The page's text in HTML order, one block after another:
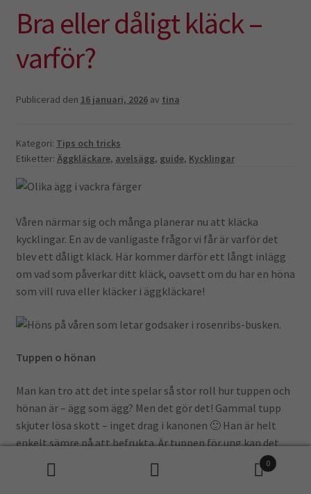
Bra eller dåligt kläck –
varför?
Publicerad den 16 januari, 2026 av tina
Kategori: Tips och tricks
Etiketter: Äggkläckare, avelsägg, guide, Kycklingar
Våren närmar sig och många planerar nu att kläcka
kycklingar. En av de vanligaste frågor vi får är varför det
blev ett dåligt kläck. Här kommer därför ett långt inlägg
om vad som påverkar ditt kläck, oavsett om du har en höna
som vill ruva eller kläcker i äggkläckare!
Tuppen o hönan
Man kan tro att det inte spelar så stor roll hur tuppen och
hönan är – ägg som ägg? Men det gör det! Gammal tupp
skjuter lösa skott – inget drag i kanonen 🙂 Han är helt
enkelt sämre på att befrukta. Är tuppen för ung kan det
vara så att han inte riktigt får till det, eller helt enkelt får
komma till. Hönan vill ha en genteman som flirtar, dansar
0